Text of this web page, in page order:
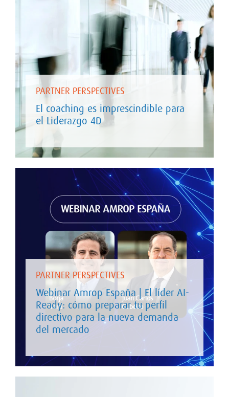
PARTNER PERSPECTIVES
El coaching es imprescindible para
el Liderazgo 4D
PARTNER PERSPECTIVES
Webinar Amrop España | El líder AI-
Ready: cómo preparar tu perfil
directivo para la nueva demanda
del mercado